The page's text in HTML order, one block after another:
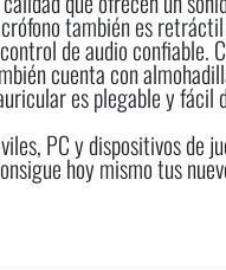
también es
de audio confiable.
cuenta con
es plegable y fácil
PC y dispositivos
hoy mismo tus